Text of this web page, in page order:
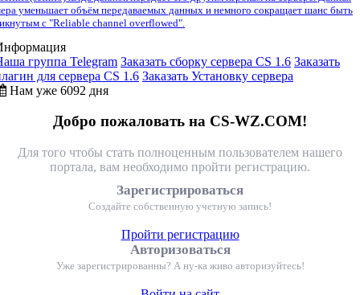
уменьшает объём передаваемых данных и немного сокращает шанс быть
с "Reliable channel overflowed".
группа Telegram Заказать сборку сервера CS 1.6 Заказать
для сервера CS 1.6 Заказать Установку сервера
Нам уже 6092 дня
Добро пожаловать на CS-WZ.COM!
Для того чтобы стать полноценным пользователем нашего
портала, вам необходимо пройти регистрацию.
Зарегистрироваться
Создайте собственную учетную запись!
Пройти регистрацию
Авторизоваться
Уже зарегистрированны? А ну-ка живо авторизуйтесь!